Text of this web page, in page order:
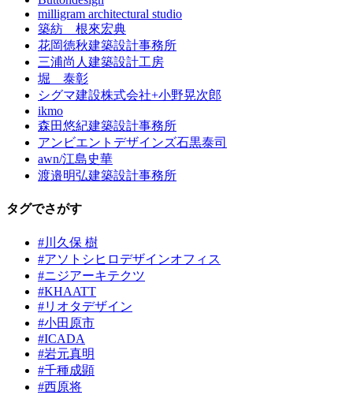
milligram architectural studio
築紡 根來宏典
花岡徳秋建築設計事務所
三浦尚人建築設計工房
堀 泰彰
シグマ建設株式会社+小野晃次郎
ikmo
森田悠紀建築設計事務所
アンビエントデザインズ石黒泰司
awn/江島史華
渡邉明弘建築設計事務所
タグでさがす
#川久保 樹
#アソトシヒロデザインオフィス
#ニジアーキテクツ
#KHAATT
#リオタデザイン
#小田原市
#ICADA
#岩元真明
#千種成顕
#西原将